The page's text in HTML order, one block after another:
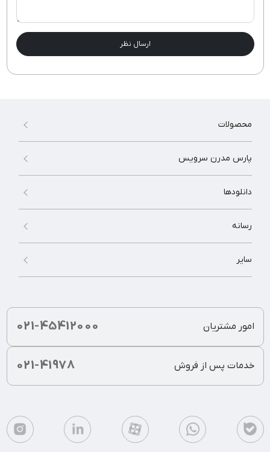
ارسال نظر
محصولات
پارس مدرن سرویس
دانلودها
رسانه
سایر
021-45412000 امور مشتریان
021-41978 خدمات پس از فروش